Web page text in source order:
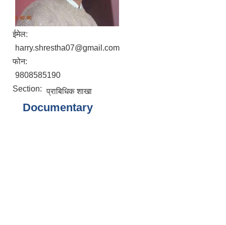
ईमेल:
harry.shrestha07@gmail.com
फोन:
9808585190
Section: प्राबिधिक शाखा
Documentary